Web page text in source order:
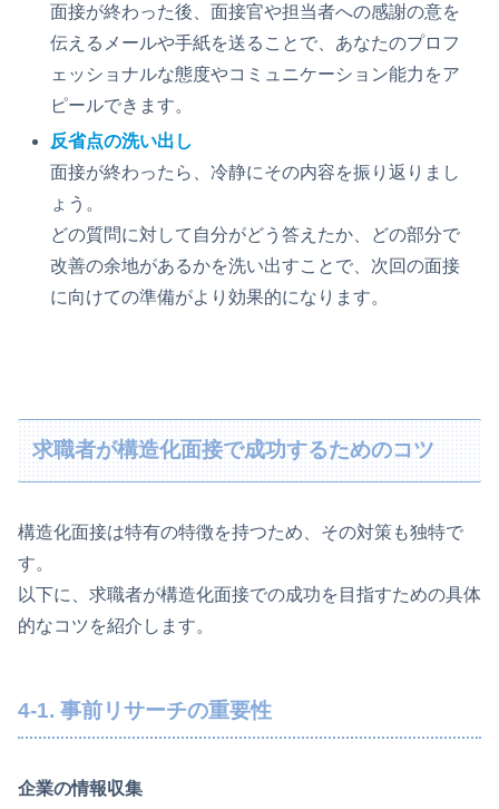
面接が終わった後、面接官や担当者への感謝の意を
伝えるメールや手紙を送ることで、あなたのプロフ
ェッショナルな態度やコミュニケーション能力をア
ピールできます。
反省点の洗い出し
面接が終わったら、冷静にその内容を振り返りまし
ょう。
どの質問に対して自分がどう答えたか、どの部分で
改善の余地があるかを洗い出すことで、次回の面接
に向けての準備がより効果的になります。
求職者が構造化面接で成功するためのコツ
構造化面接は特有の特徴を持つため、その対策も独特で
す。
以下に、求職者が構造化面接での成功を目指すための具体
的なコツを紹介します。
4-1. 事前リサーチの重要性
企業の情報収集